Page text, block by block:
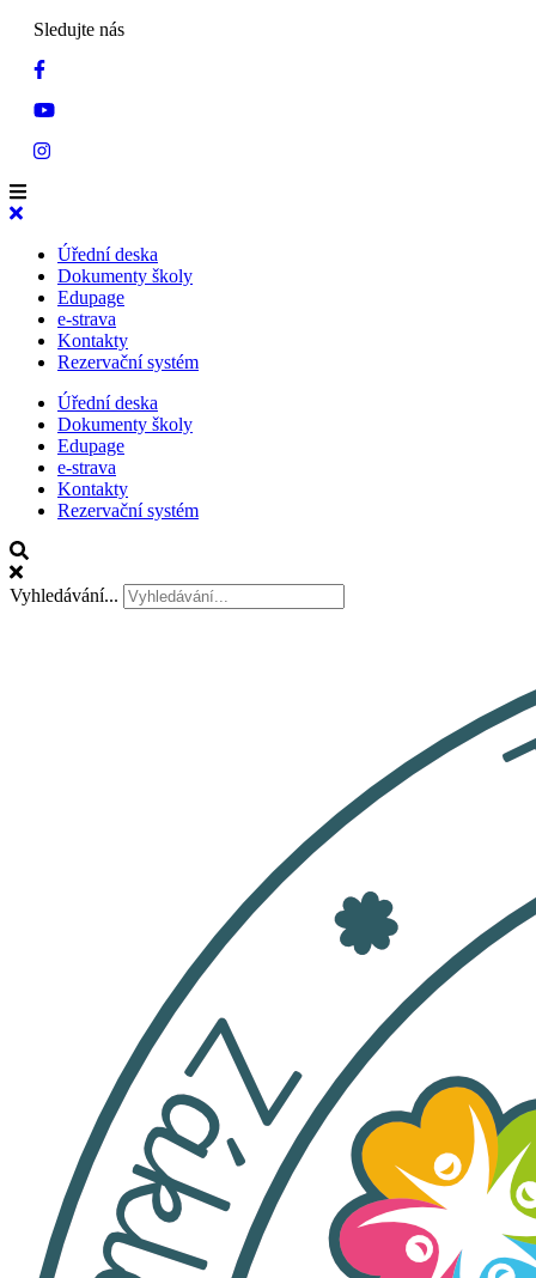
Sledujte nás
Úřední deska
Dokumenty školy
Edupage
e-strava
Kontakty
Rezervační systém
Úřední deska
Dokumenty školy
Edupage
e-strava
Kontakty
Rezervační systém
Vyhledávání...